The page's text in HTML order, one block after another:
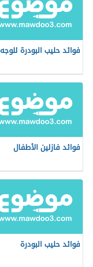
فوائد حليب البودرة للوجه
فوائد فازلين الأطفال
فوائد حليب البودرة